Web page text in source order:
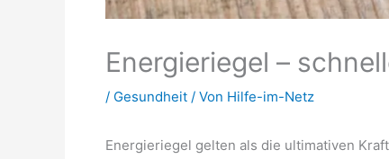
Energieriegel –
/ Gesundheit / Von Hilfe-im-Netz
Energieriegel gelten als die ultimativen